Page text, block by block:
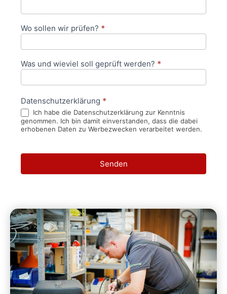
Wo sollen wir prüfen? *
Was und wieviel soll geprüft werden? *
Datenschutzerklärung *
Ich habe die Datenschutzerklärung zur Kenntnis
genommen. Ich bin damit einverstanden, dass die dabei
erhobenen Daten zu Werbezwecken verarbeitet werden.
Senden